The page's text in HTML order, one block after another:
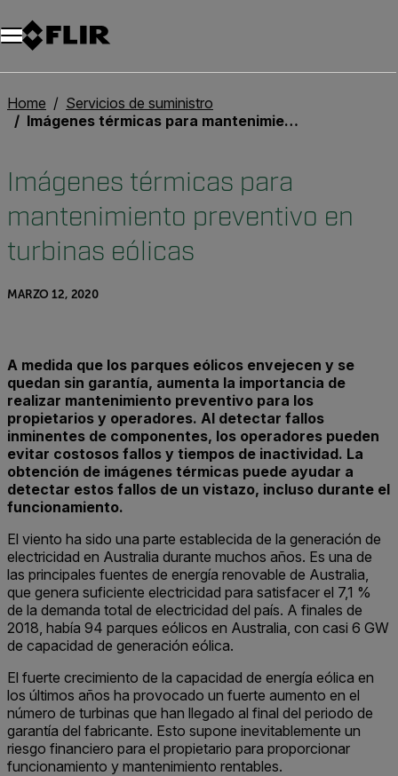
Unread messages
Modelo
Eliminar
artículos
artículo
Añadir al carro
Añadido al carro
Home
Servicios de suministro
Imágenes térmicas para mantenimiento preventivo en turbinas eólicas
Imágenes térmicas para
mantenimiento preventivo en
turbinas eólicas
MARZO 12, 2020
A medida que los parques eólicos envejecen y se
quedan sin garantía, aumenta la importancia de
realizar mantenimiento preventivo para los
propietarios y operadores. Al detectar fallos
inminentes de componentes, los operadores pueden
evitar costosos fallos y tiempos de inactividad. La
obtención de imágenes térmicas puede ayudar a
detectar estos fallos de un vistazo, incluso durante el
funcionamiento.
El viento ha sido una parte establecida de la generación de
electricidad en Australia durante muchos años. Es una de
las principales fuentes de energía renovable de Australia,
que genera suficiente electricidad para satisfacer el 7,1 %
de la demanda total de electricidad del país. A finales de
2018, había 94 parques eólicos en Australia, con casi 6 GW
de capacidad de generación eólica.
El fuerte crecimiento de la capacidad de energía eólica en
los últimos años ha provocado un fuerte aumento en el
número de turbinas que han llegado al final del periodo de
garantía del fabricante. Esto supone inevitablemente un
riesgo financiero para el propietario para proporcionar
funcionamiento y mantenimiento rentables.